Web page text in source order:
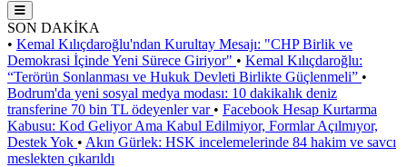
SON DAKİKA
• Kemal Kılıçdaroğlu'ndan Kurultay Mesajı: "CHP Birlik ve
Demokrasi İçinde Yeni Sürece Giriyor" • Kemal Kılıçdaroğlu:
“Terörün Sonlanması ve Hukuk Devleti Birlikte Güçlenmeli” •
Bodrum'da yeni sosyal medya modası: 10 dakikalık deniz
transferine 70 bin TL ödeyenler var • Facebook Hesap Kurtarma
Kabusu: Kod Geliyor Ama Kabul Edilmiyor, Formlar Açılmıyor,
Destek Yok • Akın Gürlek: HSK incelemelerinde 84 hakim ve savcı
meslekten çıkarıldı